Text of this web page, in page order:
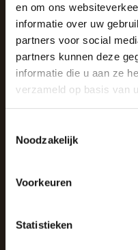
en om ons
informatie over uw
partners voor social
partners kunnen deze
informatie die u aan ze
verzameld op basis van
Noodzakelijk
Voorkeuren
Statistieken
SCHRIJF JE IN
And stay up to